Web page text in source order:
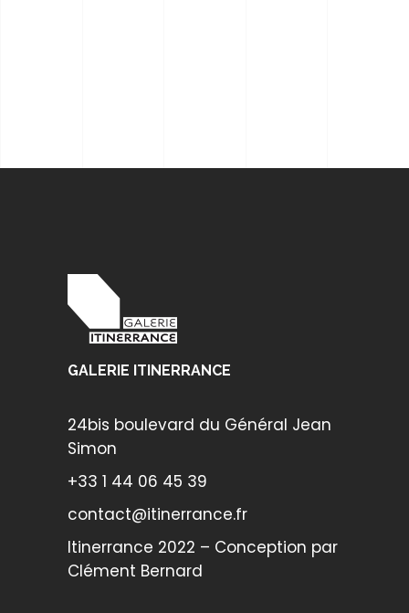
GALERIE ITINERRANCE
24bis boulevard du Général Jean
Simon
+33 1 44 06 45 39
contact@itinerrance.fr
Itinerrance 2022 – Conception par
Clément Bernard